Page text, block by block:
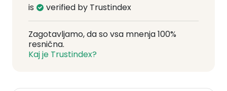
is verified by Trustindex
Zagotavljamo, da so vsa mnenja 100%
resnična.
Kaj je Trustindex?